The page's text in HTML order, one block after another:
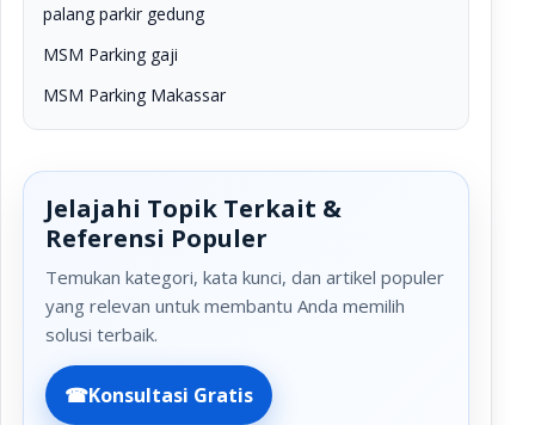
palang parkir gedung
MSM Parking gaji
MSM Parking Makassar
Jelajahi Topik Terkait &
Referensi Populer
Temukan kategori, kata kunci, dan artikel populer
yang relevan untuk membantu Anda memilih
solusi terbaik.
☎Konsultasi Gratis